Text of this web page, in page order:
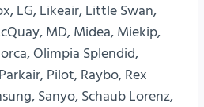
LG, Likeair, Little Swan,
MD, Midea, Miekip,
Olimpia Splendid,
Pilot, Raybo, Rex
Sanyo, Schaub Lorenz,